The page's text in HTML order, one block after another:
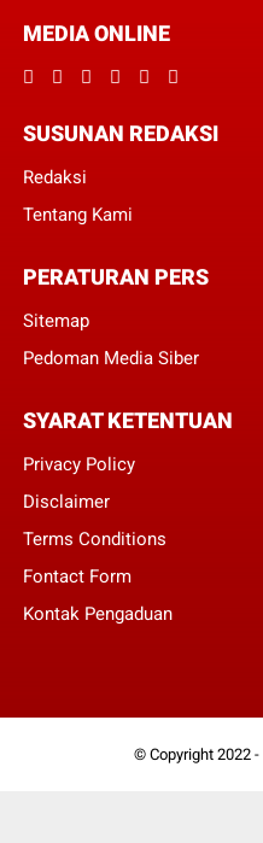
MEDIA ONLINE
SUSUNAN REDAKSI
Redaksi
Tentang Kami
PERATURAN PERS
Sitemap
Pedoman Media Siber
SYARAT KETENTUAN
Privacy Policy
Disclaimer
Terms Conditions
Fontact Form
Kontak Pengaduan
© Copyright 2022 -